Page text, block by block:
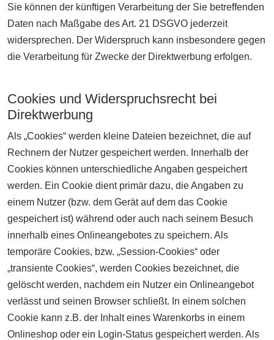
Sie können der künftigen Verarbeitung der Sie betreffenden
Daten nach Maßgabe des Art. 21 DSGVO jederzeit
widersprechen. Der Widerspruch kann insbesondere gegen
die Verarbeitung für Zwecke der Direktwerbung erfolgen.
Cookies und Widerspruchsrecht bei
Direktwerbung
Als „Cookies“ werden kleine Dateien bezeichnet, die auf
Rechnern der Nutzer gespeichert werden. Innerhalb der
Cookies können unterschiedliche Angaben gespeichert
werden. Ein Cookie dient primär dazu, die Angaben zu
einem Nutzer (bzw. dem Gerät auf dem das Cookie
gespeichert ist) während oder auch nach seinem Besuch
innerhalb eines Onlineangebotes zu speichern. Als
temporäre Cookies, bzw. „Session-Cookies“ oder
„transiente Cookies“, werden Cookies bezeichnet, die
gelöscht werden, nachdem ein Nutzer ein Onlineangebot
verlässt und seinen Browser schließt. In einem solchen
Cookie kann z.B. der Inhalt eines Warenkorbs in einem
Onlineshop oder ein Login-Status gespeichert werden. Als